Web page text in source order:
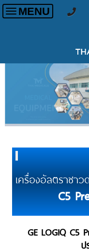
Toggle
MENU
เครื่องอัลตราซาว
C5
GE LOGIQ C5
ป